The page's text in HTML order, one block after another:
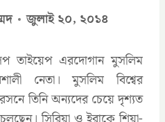
জুলাই ২০, ২০১৪
তাইয়েপ এরদোগান মুসলিম
নেতা। মুসলিম বিশ্বের
তিনি অন্যদের চেয়ে দৃশ্যত